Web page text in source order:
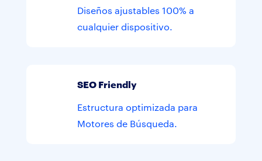
Diseños ajustables 100% a
cualquier dispositivo.
SEO Friendly
Estructura optimizada para
Motores de Búsqueda.